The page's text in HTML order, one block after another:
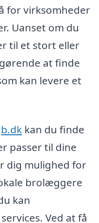
for virksomheder
Uanset om du
til et stort eller
at finde
kan levere et
kan du finde
passer til dine
dig mulighed for
brolæggere
kan
Ved at få